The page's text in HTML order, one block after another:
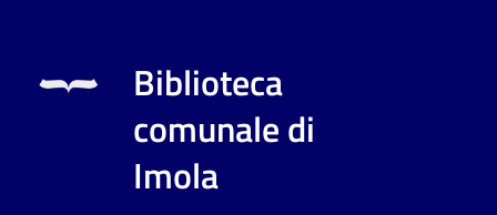
Biblioteca
comunale di
Imola